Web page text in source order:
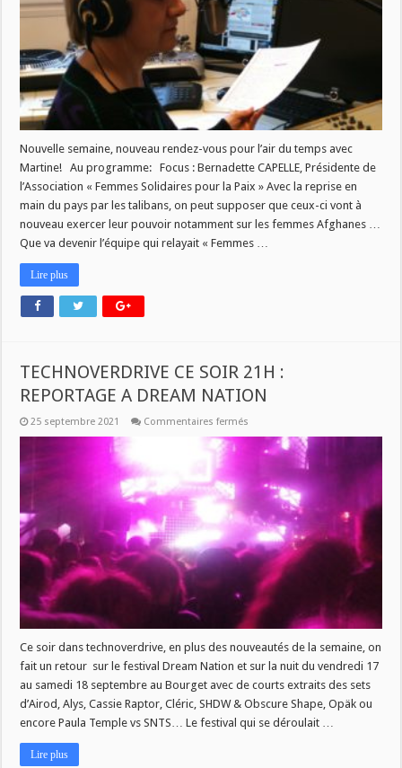
Nouvelle semaine, nouveau rendez-vous pour l’air du temps avec
Martine! Au programme: Focus : Bernadette CAPELLE, Présidente de
l’Association « Femmes Solidaires pour la Paix » Avec la reprise en
main du pays par les talibans, on peut supposer que ceux-ci vont à
nouveau exercer leur pouvoir notamment sur les femmes Afghanes …
Que va devenir l’équipe qui relayait « Femmes …
Lire plus
TECHNOVERDRIVE CE SOIR 21H :
REPORTAGE A DREAM NATION
25 septembre 2021 Commentaires fermés
SOIR
REPORTAGE
DREAM
NATION
Ce soir dans technoverdrive, en plus des nouveautés de la semaine, on
fait un retour sur le festival Dream Nation et sur la nuit du vendredi 17
au samedi 18 septembre au Bourget avec de courts extraits des sets
d’Airod, Alys, Cassie Raptor, Cléric, SHDW & Obscure Shape, Opäk ou
encore Paula Temple vs SNTS… Le festival qui se déroulait …
Lire plus